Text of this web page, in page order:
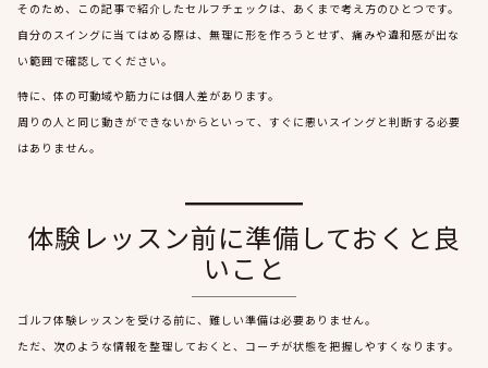
そのため、この記事で紹介したセルフチェックは、あくまで考え方のひとつです。
自分のスイングに当てはめる際は、無理に形を作ろうとせず、痛みや違和感が出な
い範囲で確認してください。
特に、体の可動域や筋力には個人差があります。
周りの人と同じ動きができないからといって、すぐに悪いスイングと判断する必要
はありません。
体験レッスン前に準備しておくと良
いこと
ゴルフ体験レッスンを受ける前に、難しい準備は必要ありません。
ただ、次のような情報を整理しておくと、コーチが状態を把握しやすくなります。